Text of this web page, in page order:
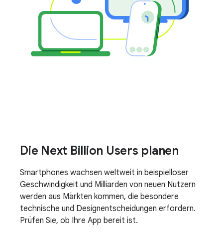
Die Next Billion Users planen
Smartphones wachsen weltweit in beispielloser
Geschwindigkeit und Milliarden von neuen Nutzern
werden aus Märkten kommen, die besondere
technische und Designentscheidungen erfordern.
Prüfen Sie, ob Ihre App bereit ist.